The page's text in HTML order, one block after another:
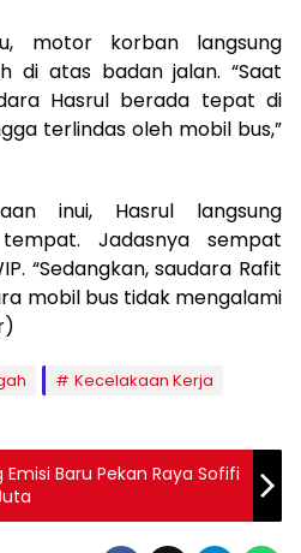
motor korban langsung
di atas badan jalan. “Saat
Hasrul berada tepat di
terlindas oleh mobil bus,”
inui, Hasrul langsung
Jadasnya sempat
“Sedangkan, saudara Rafit
mobil bus tidak mengalami
Kecelakaan Kerja
Baru Pekan Raya Sofifi